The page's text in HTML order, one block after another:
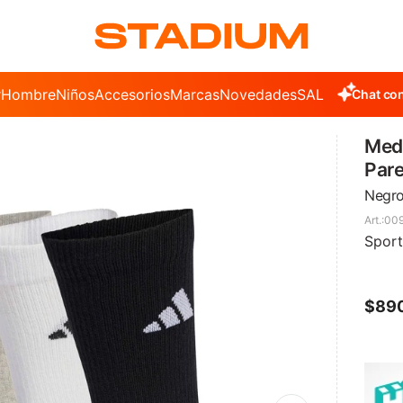
HombreNiñosAccesoriosMarcasNovedadesSALE Chat
$